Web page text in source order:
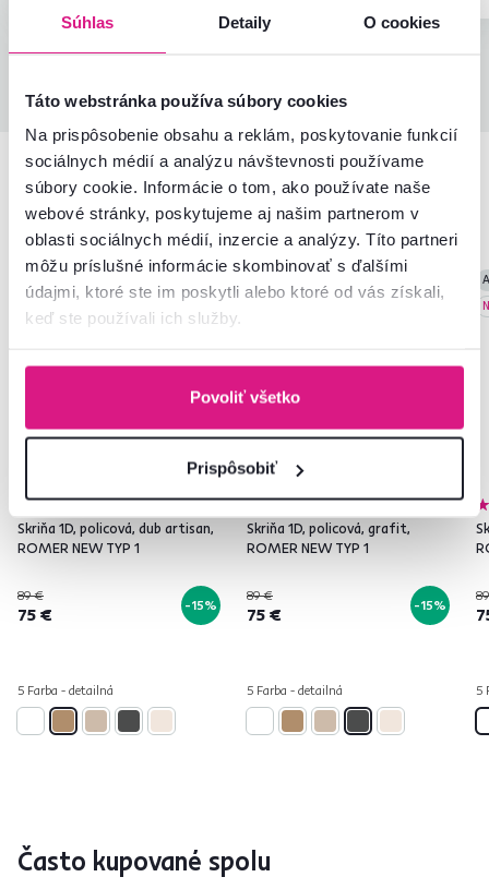
Súhlas Detaily O cookies
Táto webstránka používa súbory cookies
Na prispôsobenie obsahu a reklám, poskytovanie funkcií
sociálnych médií a analýzu návštevnosti používame
súbory cookie. Informácie o tom, ako používate naše
webové stránky, poskytujeme aj našim partnerom v
oblasti sociálnych médií, inzercie a analýzy. Títo partneri
môžu príslušné informácie skombinovať s ďalšími
údajmi, ktoré ste im poskytli alebo ktoré od vás získali,
keď ste používali ich služby.
Povoliť všetko
Prispôsobiť
Podobné produkty
4,9 36
Skriňa 1D, policová, dub artisan,
ROMER NEW TYP 1
89 €
75 € -15%
5 Farba - detailná
4,9 36
Skriňa 1D, policová, grafit,
ROMER NEW TYP 1
89 €
75 € -15%
5 Farba - detailná 5
Často kupované spolu